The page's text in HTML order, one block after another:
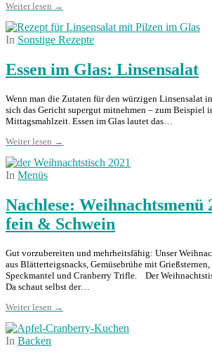
Weiter lesen →
In Sonstige Rezepte
Essen im Glas: Linsensalat
Wenn man die Zutaten für den würzigen Linsensalat
sich das Gericht supergut mitnehmen – zum Beispiel
Mittagsmahlzeit. Essen im Glas lautet das…
Weiter lesen →
In Menüs
Nachlese: Weihnachtsmenü
fein & Schwein
Gut vorzubereiten und mehrheitsfähig: Unser
aus Blätterteigsnacks, Gemüsebrühe mit
Speckmantel und Cranberry Trifle. Der
Da schaut selbst der…
Weiter lesen →
In Backen